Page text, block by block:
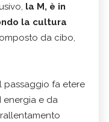
la M, è in
la cultura
da cibo,
passaggio fa etere
energia e da